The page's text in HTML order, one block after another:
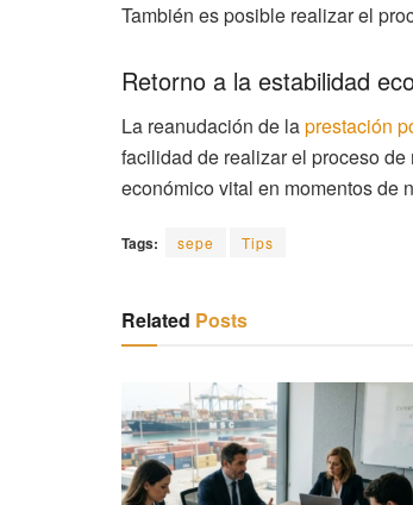
También es posible realizar el
Retorno a la estabilidad
La reanudación de laprestación
facilidad de realizar el proceso
económico vital en momentos de
Tags: sepe Tips
Related Posts